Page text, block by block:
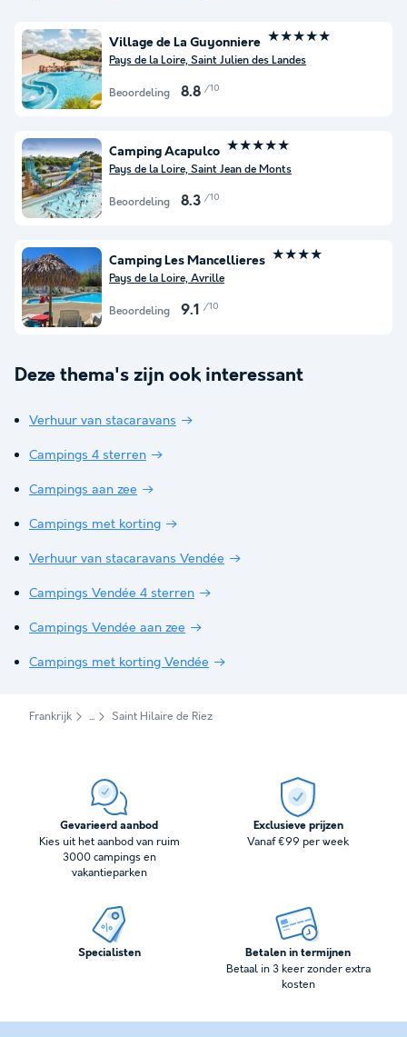
Village de La Guyonniere ★★★★★
Pays de la Loire, Saint Julien des Landes
Beoordeling 8.8 /10
Camping Acapulco ★★★★★
Pays de la Loire, Saint Jean de Monts
Beoordeling 8.3 /10
Camping Les Mancellieres ★★★★
Pays de la Loire, Avrille
Beoordeling 9.1 /10
Deze thema's zijn ook interessant
Verhuur van stacaravans
Campings 4 sterren
Campings aan zee
Campings met korting
Verhuur van stacaravans Vendée
Campings Vendée 4 sterren
Campings Vendée aan zee
Campings met korting Vendée
Frankrijk Saint Hilaire de Riez
Gevarieerd aanbod
Kies uit het aanbod van ruim
3000 campings en
vakantieparken
Exclusieve prijzen
Vanaf €99 per week
Specialisten Betalen in termijnen
Betaal in 3 keer zonder extra
kosten